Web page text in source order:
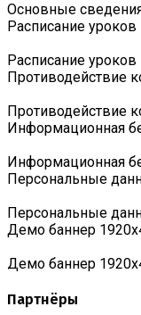
Основные
Расписание уроков
Расписание уроков
Противодействие
Противодействие
Информационная
Информационная
Персональные
Персональные
Демо баннер
Демо баннер
Партнёры